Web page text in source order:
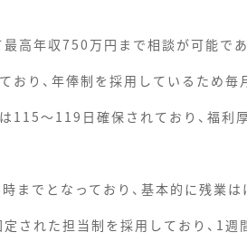
高年収750万円まで相談が可能で
り、年俸制を採用しているため
115～119日確保されており、福利
までとなっており、基本的に残業
された担当制を採用しており、1週